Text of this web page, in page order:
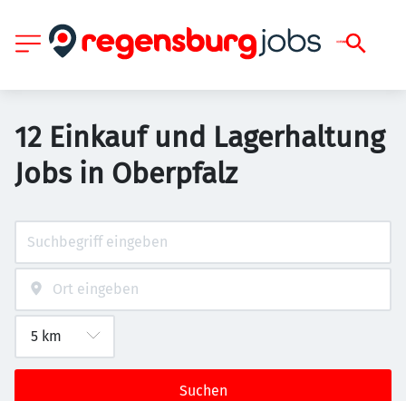
12 Einkauf und Lagerhaltung
Jobs in Oberpfalz
Suchen